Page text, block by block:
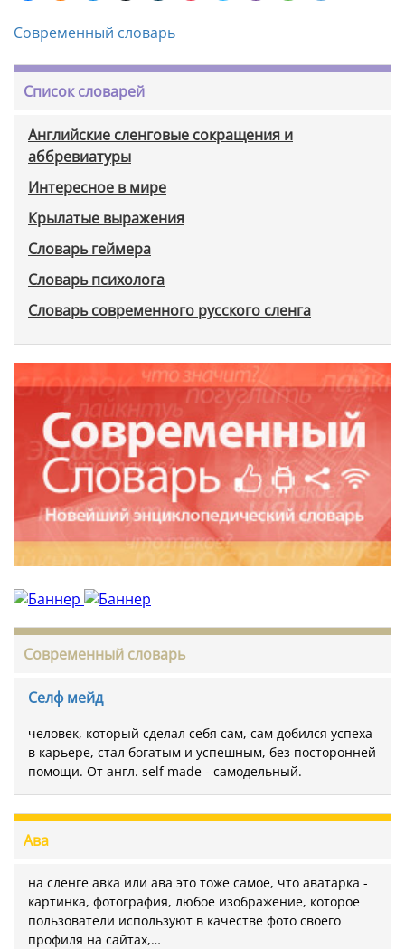
Современный словарь
Список словарей
Английские сленговые сокращения и
аббревиатуры
Интересное в мире
Крылатые выражения
Словарь геймера
Словарь психолога
Словарь современного русского сленга
Современный словарь
Селф мейд
человек, который сделал себя сам, сам добился успеха
в карьере, стал богатым и успешным, без посторонней
помощи. От англ. self made - самодельный.
Ава
на сленге авка или ава это тоже самое, что аватарка -
картинка, фотография, любое изображение, которое
пользователи используют в качестве фото своего
профиля на сайтах,…